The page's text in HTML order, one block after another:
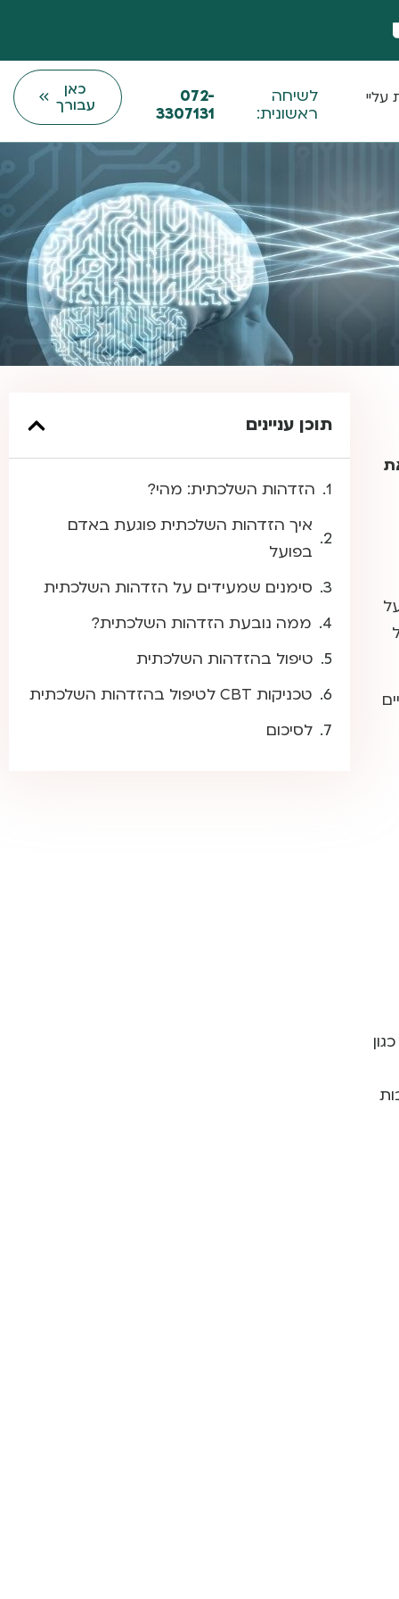
לשיחה
ראשונית:
072-
3307131
כאן
עבורך
תוכן עניינים
הזדהות השלכתית: מהי?
איך הזדהות השלכתית פוגעת באדם
בפועל
סימנים שמעידים על הזדהות השלכתית
ממה נובעת הזדהות השלכתית?
טיפול בהזדהות השלכתית
טכניקות CBT לטיפול בהזדהות השלכתית
לסיכום